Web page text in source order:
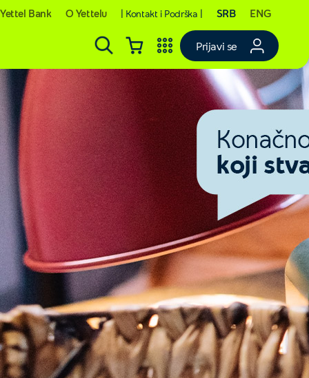
Yettel Bank O Yettelu | Kontakt i Podrška | SRB ENG
Prijavi se